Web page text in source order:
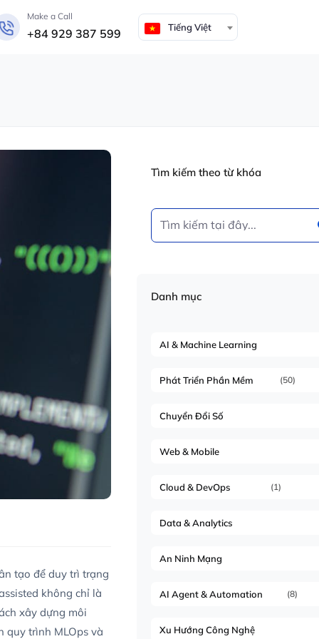
Make a Call
+84 929 387 599 Tiếng Việt
tạo để duy trì trạng
không chỉ là
xây dựng môi
quy trình MLOps và
Tìm kiếm theo từ khóa
Danh mục
AI & Machine Learning
Phát Triển Phần Mềm (50)
Chuyển Đổi Số
Web & Mobile
Cloud & DevOps (1)
Data & Analytics
An Ninh Mạng
AI Agent & Automation (8)
Xu Hướng Công Nghệ